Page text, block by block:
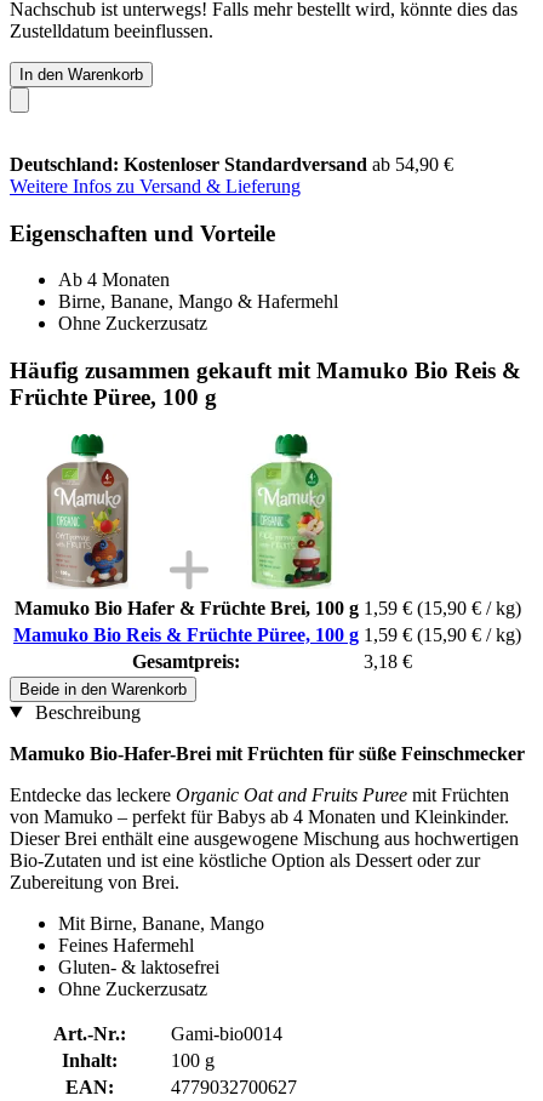
Nachschub ist unterwegs! Falls mehr bestellt wird, könnte dies das
Zustelldatum beeinflussen.
In den Warenkorb
Deutschland: Kostenloser Standardversand ab 54,90 €
Weitere Infos zu Versand & Lieferung
Eigenschaften und Vorteile
Ab 4 Monaten
Birne, Banane, Mango & Hafermehl
Ohne Zuckerzusatz
Häufig zusammen gekauft mit Mamuko Bio Reis &
Früchte Püree, 100 g
Mamuko Bio Hafer & Früchte Brei, 100 g 1,59 € (15,90 € / kg)
Mamuko Bio Reis & Früchte Püree, 100 g 1,59 € (15,90 € / kg)
Gesamtpreis:
3,18 €
Beide in den Warenkorb
Beschreibung
Mamuko Bio-Hafer-Brei mit Früchten für süße Feinschmecker
Entdecke das leckere Organic Oat and Fruits Puree mit Früchten
von Mamuko – perfekt für Babys ab 4 Monaten und Kleinkinder.
Dieser Brei enthält eine ausgewogene Mischung aus hochwertigen
Bio-Zutaten und ist eine köstliche Option als Dessert oder zur
Zubereitung von Brei.
Mit Birne, Banane, Mango
Feines Hafermehl
Gluten- & laktosefrei
Ohne Zuckerzusatz
Art.-Nr.:
Gami-bio0014
Inhalt:
100 g
EAN:
4779032700627